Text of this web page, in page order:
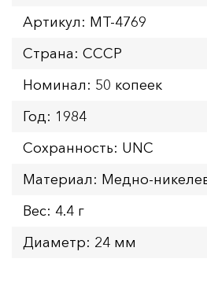
Артикул: MT-4769
Страна: СССР
Номинал: 50 копеек
Год: 1984
Сохранность: UNC
Материал: Медно-
Вес: 4.4 г
Диаметр: 24 мм